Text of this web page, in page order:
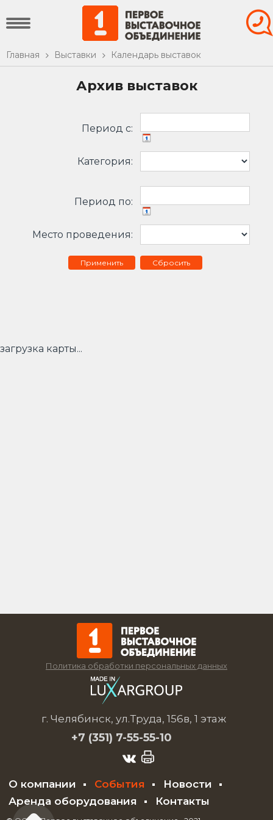
Главная Выставки Календарь выставок
Архив выставок
Период c:
Категория:
Период по:
Место проведения:
Сбросить
загрузка карты...
Политика обработки персональных данных
г. Челябинск, ул.Труда, 156в, 1 этаж
+7 (351) 7-55-55-10
О компании События
Новости
Аренда оборудования
Контакты